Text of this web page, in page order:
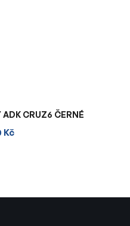
CRUZ6 ČERNÉ
Kč